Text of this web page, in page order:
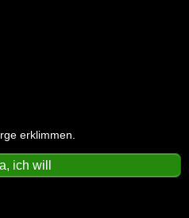
ich will